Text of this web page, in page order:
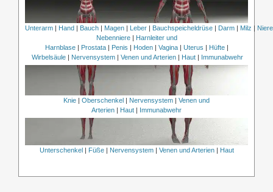
Unterarm| Hand| Bauch| Magen| Leber| Bauchspeicheldrüse| Darm| Milz |
Nebenniere| Harnleiter und
Harnblase| Prostata| Penis | Hoden| Vagina| Uterus | Hüfte|
Wirbelsäule | Nervensystem | Venen und Arterien | Haut | Immunabwehr
Knie Oberschenkel Nervensystem
Venen und
Arterien
Haut Immunabwehr
Unterschenkel Füße| Nervensystem| Venen und Arterien| Haut